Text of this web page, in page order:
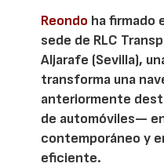
Reondo ha firmado
sede de RLC
Aljarafe (Sevilla),
transforma una
anteriormente
de automóviles—
contemporáneo y
eficiente.